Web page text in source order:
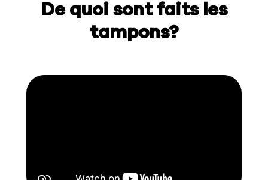
De quoi sont faits les
tampons?